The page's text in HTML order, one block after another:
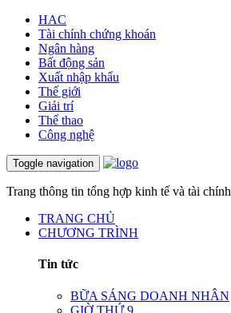
HAC
Tài chính chứng khoán
Ngân hàng
Bất động sản
Xuất nhập khẩu
Thế giới
Giải trí
Thể thao
Công nghệ
Toggle navigation
Trang thông tin tổng hợp kinh tế và tài chính
TRANG CHỦ
CHƯƠNG TRÌNH
Tin tức
BỮA SÁNG DOANH NHÂN
GIỜ THỨ 9